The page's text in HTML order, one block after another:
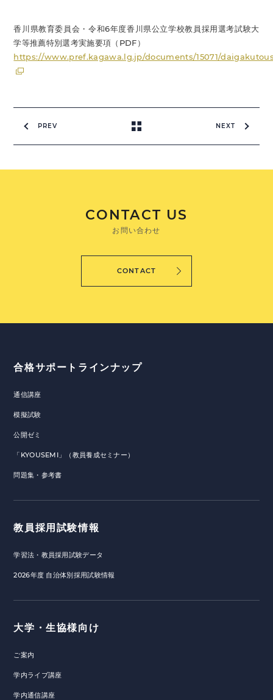
香川県教育委員会・令和6年度香川県公立学校教員採用選考試験大
学等推薦特別選考実施要項（PDF）
https://www.pref.kagawa.lg.jp/documents/15071/
PREV NEXT
CONTACT US
お問い合わせ
CONTACT
合格サポートラインナップ
通信講座
模擬試験
公開ゼミ
「KYOUSEMI」（教員養成セミナー）
問題集・参考書
教員採用試験情報
学習法・教員採用試験データ
2026年度 自治体別採用試験情報
大学・生協様向け
ご案内
学内ライブ講座
学内通信講座